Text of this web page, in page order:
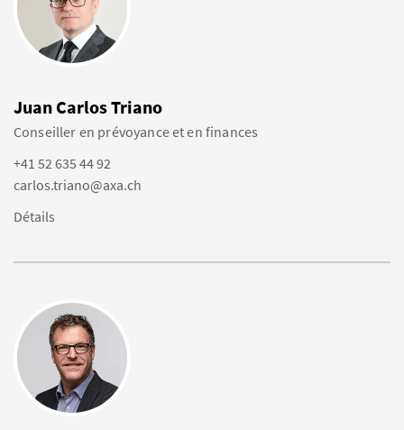
Juan Carlos Triano
Conseiller en prévoyance et en finances
+41 52 635 44 92
carlos.triano@axa.ch
Détails